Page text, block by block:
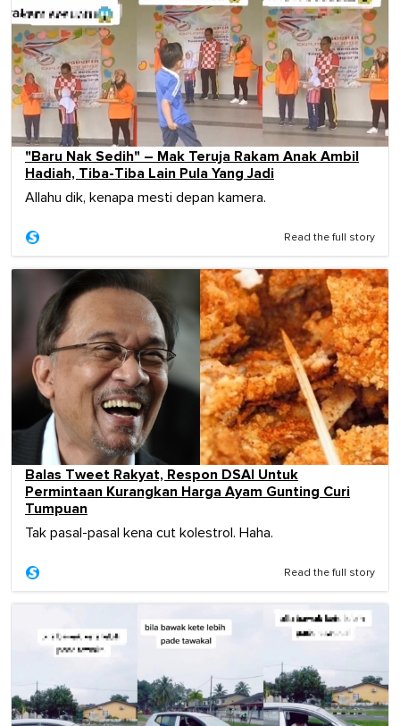
"Baru Nak Sedih" – Mak Teruja Rakam Anak Ambil
Hadiah, Tiba-Tiba Lain Pula Yang Jadi
Allahu dik, kenapa mesti depan kamera.
Read the full story
Balas Tweet Rakyat, Respon DSAI Untuk
Permintaan Kurangkan Harga Ayam Gunting Curi
Tumpuan
Tak pasal-pasal kena cut kolestrol. Haha.
Read the full story